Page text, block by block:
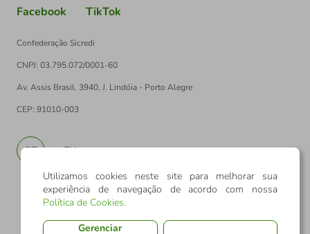
Facebook TikTok
Confederação Sicredi
CNPJ: 03.795.072/0001-60
Av. Assis Brasil, 3940, J. Lindóia - Porto Alegre
CEP: 91010-003
PT
EN
Utilizamos cookies neste site para melhorar sua
experiência de navegação de acordo com nossa
Política de Cookies.
Gerenciar